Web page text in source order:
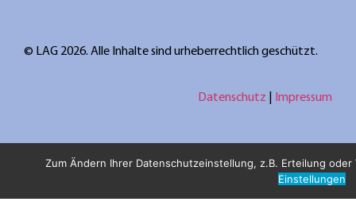
© LAG 2026. Alle Inhalte sind urheberrechtlich geschützt.
Datenschutz Impressum
Zum Ändern Ihrer Datenschutzeinstellung, z.B. Erteilung
Einstellungen